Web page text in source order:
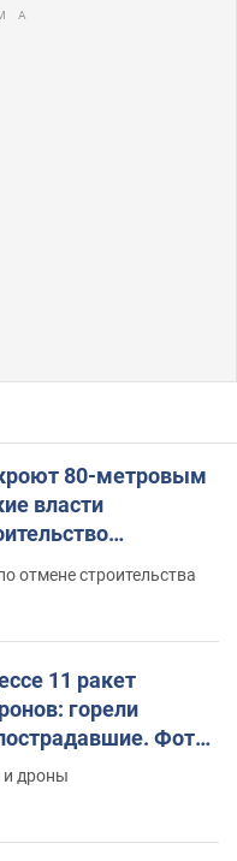
80-метровым
власти
отмене строительства
11 ракет
горели
Фото
и дроны